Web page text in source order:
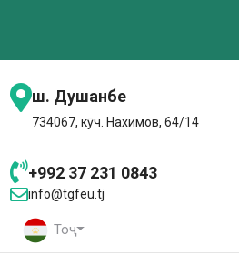
ш. Душанбе
734067, кӯч. Нахимов, 64/14
+992 37 231 0843
info@tgfeu.tj
Тоҷ